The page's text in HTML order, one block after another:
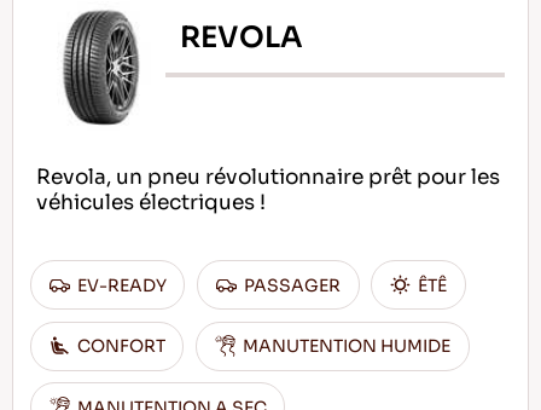
LIRE LA SUITE
REVOLA
Revola, un pneu révolutionnaire prêt pour les
véhicules électriques !
EV-READY PASSAGER ÊTÊ
CONFORT MANUTENTION HUMIDE